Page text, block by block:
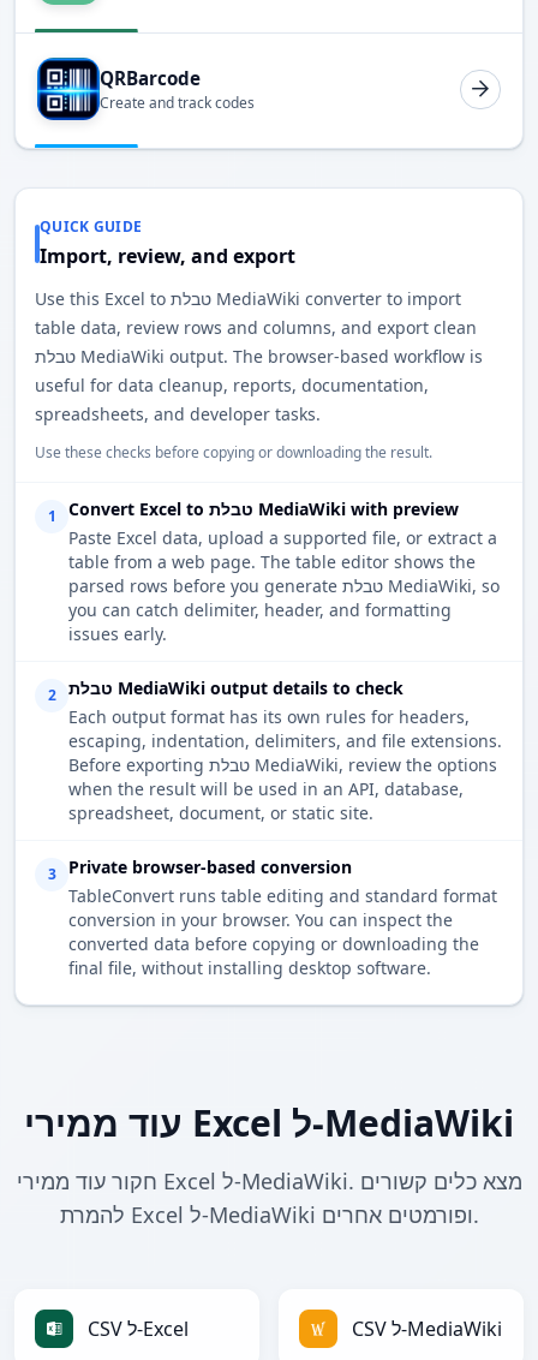
QRBarcode
Create and track codes
QUICK GUIDE
Import, review, and export
Use this Excel to טבלת MediaWiki converter to import
table data, review rows and columns, and export clean
טבלת MediaWiki output. The browser-based workflow is
useful for data cleanup, reports, documentation,
spreadsheets, and developer tasks.
Use these checks before copying or downloading the result.
1
Convert Excel to טבלת MediaWiki with preview
Paste Excel data, upload a supported file, or extract a
table from a web page. The table editor shows the
parsed rows before you generate טבלת MediaWiki, so
you can catch delimiter, header, and formatting
issues early.
2
טבלת MediaWiki output details to check
Each output format has its own rules for headers,
escaping, indentation, delimiters, and file extensions.
Before exporting טבלת MediaWiki, review the options
when the result will be used in an API, database,
spreadsheet, document, or static site.
3
Private browser-based conversion
TableConvert runs table editing and standard format
conversion in your browser. You can inspect the
converted data before copying or downloading the
final file, without installing desktop software.
עוד ממירי Excel ל-MediaWiki
חקור עוד ממירי Excel ל-MediaWiki. מצא כלים קשורים
להמרת Excel ל-MediaWiki ופורמטים אחרים.
CSV ל-Excel CSV ל-MediaWiki